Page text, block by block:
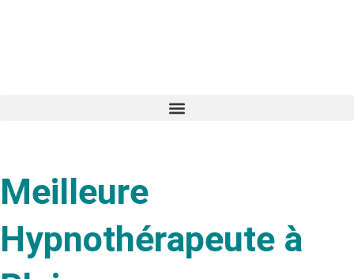
Meilleure
Hypnothérapeute à